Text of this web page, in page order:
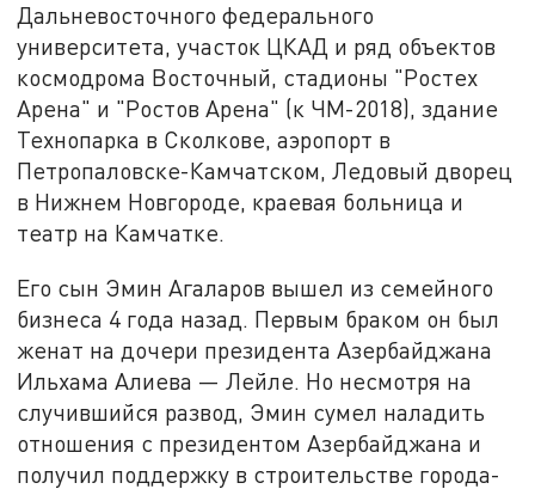
Дальневосточного федерального
университета, участок ЦКАД и ряд объектов
космодрома Восточный, стадионы "Ростех
Арена" и "Ростов Арена" (к ЧМ-2018), здание
Технопарка в Сколкове, аэропорт в
Петропаловске-Камчатском, Ледовый дворец
в Нижнем Новгороде, краевая больница и
театр на Камчатке.
Его сын Эмин Агаларов вышел из семейного
бизнеса 4 года назад. Первым браком он был
женат на дочери президента Азербайджана
Ильхама Алиева — Лейле. Но несмотря на
случившийся развод, Эмин сумел наладить
отношения с президентом Азербайджана и
получил поддержку в строительстве города-